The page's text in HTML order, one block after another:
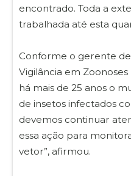
encontrado. Toda a
trabalhada até esta
Conforme o gerente
Vigilância em
há mais de 25 anos o
de insetos infectados
devemos continuar
essa ação para
vetor”, afirmou.